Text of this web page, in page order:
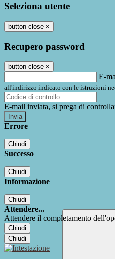
Seleziona utente
button close ×
Recupero password
button close ×
E-
all'indirizzo indicato con le istruzioni
E-mail inviata, si prega di
Errore
Chiudi
Successo
Chiudi
Informazione
Chiudi
Attendere...
Attendere il completamento
Chiudi
Chiudi